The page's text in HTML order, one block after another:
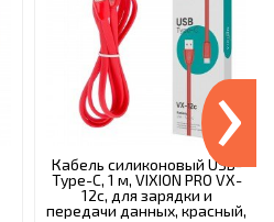
Кабель силиконовый USB-
Type-C, 1 м, VIXION PRO VX-
12c, для зарядки и
передачи данных, красный,
›